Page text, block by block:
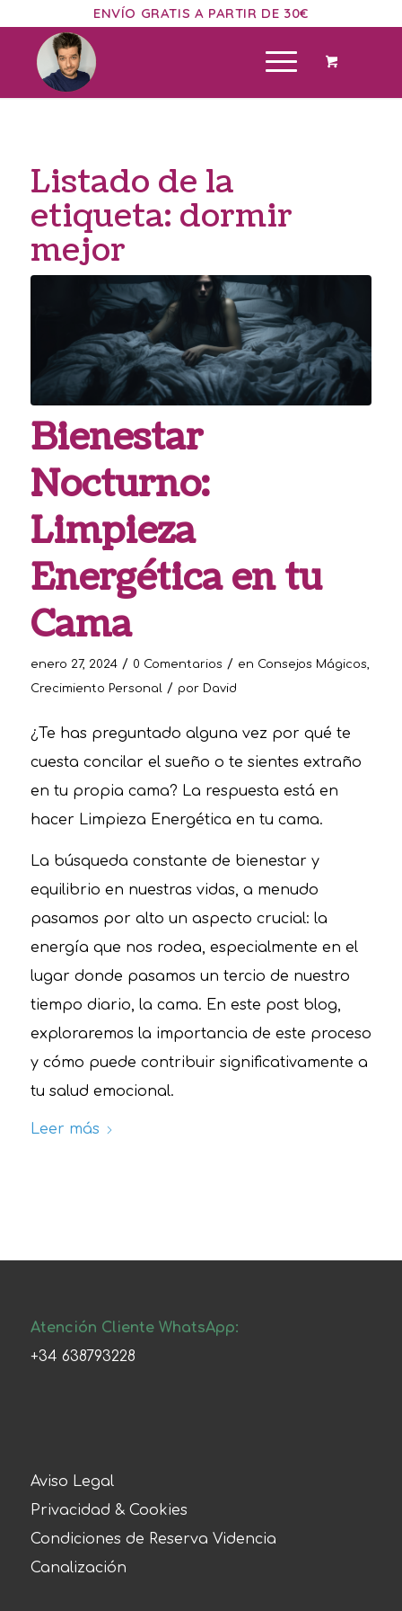
ENVÍO GRATIS A PARTIR DE 30€
Listado de la
etiqueta: dormir
mejor
Bienestar
Nocturno:
Limpieza
Energética en tu
Cama
enero 27, 2024 / 0 Comentarios / en Consejos Mágicos
Crecimiento Personal / por David
¿Te has preguntado alguna vez por qué te
cuesta concilar el sueño o te sientes extraño
en tu propia cama? La respuesta está en
hacer Limpieza Energética en tu cama.
La búsqueda constante de bienestar y
equilibrio en nuestras vidas, a menudo
pasamos por alto un aspecto crucial: la
energía que nos rodea, especialmente en el
lugar donde pasamos un tercio de nuestro
tiempo diario, la cama. En este post blog,
exploraremos la importancia de este proceso
y cómo puede contribuir significativamente a
tu salud emocional.
Leer más
Atención Cliente WhatsApp:
+34 638793228
Aviso Legal
Privacidad & Cookies
Condiciones de Reserva Videncia
Canalización